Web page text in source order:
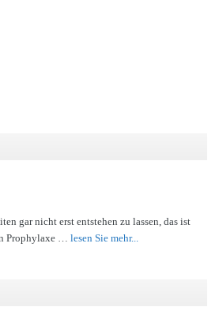
gar nicht erst entstehen zu lassen, das ist
Prophylaxe … lesen Sie mehr...